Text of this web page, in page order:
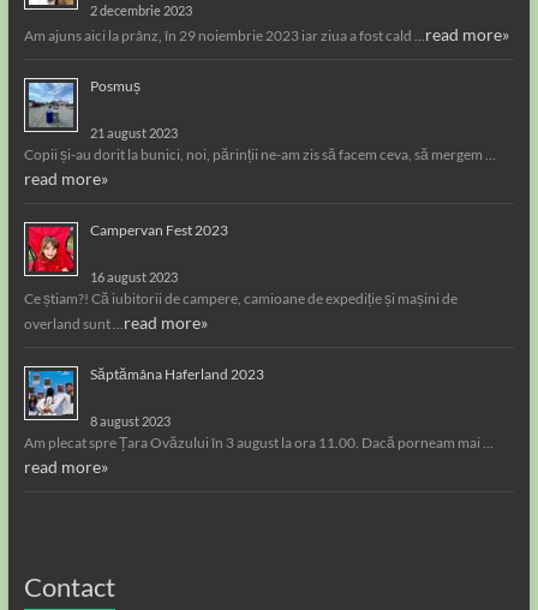
2 decembrie 2023
Am ajuns aici la prânz, în 29 noiembrie 2023 iar ziua a fost cald … read more»
Posmuș
21 august 2023
Copii și-au dorit la bunici, noi, părinții ne-am zis să facem ceva, să mergem …
read more»
Campervan Fest 2023
16 august 2023
Ce știam?! Că iubitorii de campere, camioane de expediție și mașini de
overland sunt … read more»
Săptămâna Haferland 2023
8 august 2023
Am plecat spre Țara Ovăzului în 3 august la ora 11.00. Dacă porneam mai …
read more»
Contact